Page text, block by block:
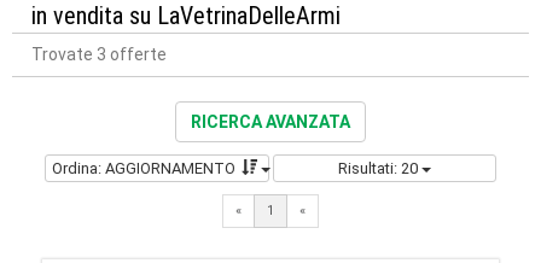
in vendita su LaVetrinaDelleArmi
Trovate 3 offerte
RICERCA AVANZATA
Ordina: AGGIORNAMENTO Risultati: 20
« 1 «